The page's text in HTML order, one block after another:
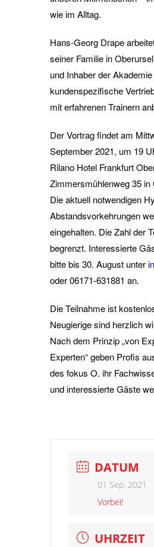
wie im Alltag.
Hans-Georg Drape
seiner Familie in
und Inhaber der
kundenspezifische
mit erfahrenen Trainern
Der Vortrag findet am
September 2021, um 19
Rilano Hotel Frankfurt
Zimmersmühlenweg 35 in
Die aktuell notwendigen
Abstandsvorkehrungen
eingehalten. Die Zahl der
begrenzt. Interessierte
bitte bis 30. August unter
oder 06171-631881 an.
Die Teilnahme ist
Neugierige sind herzlich
Nach dem Prinzip „von
Experten“ geben Profis
des fokus O. ihr
und interessierte Gäste
DATUM
01 Sep. 2021
Vorbei!
UHRZEIT